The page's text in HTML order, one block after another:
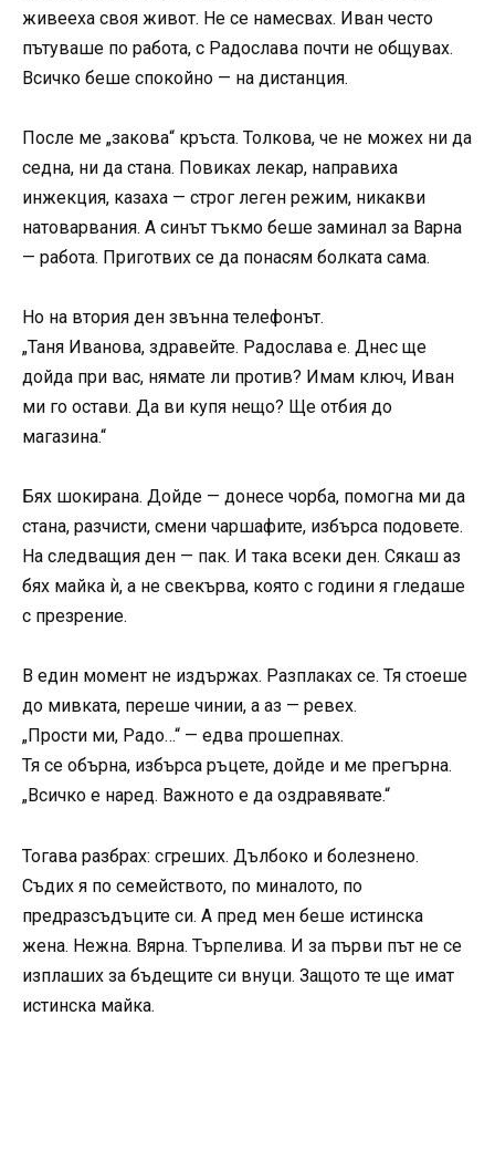
живееха своя живот. Не се намесвах. Иван често
пътуваше по работа, с Радослава почти не общувах.
Всичко беше спокойно — на дистанция.
После ме „закова“ кръста. Толкова, че не можех ни да
седна, ни да стана. Повиках лекар, направиха
инжекция, казаха — строг леген режим, никакви
натоварвания. А синът тъкмо беше заминал за Варна
— работа. Приготвих се да понасям болката сама.
Но на втория ден звънна телефонът.
„Таня Иванова, здравейте. Радослава е. Днес ще
дойда при вас, нямате ли против? Имам ключ, Иван
ми го остави. Да ви купя нещо? Ще отбия до
магазина.“
Бях шокирана. Дойде — донесе чорба, помогна ми да
стана, разчисти, смени чаршафите, избърса подовете.
На следващия ден — пак. И така всеки ден. Сякаш аз
бях майка ѝ, а не свекърва, която с години я гледаше
с презрение.
В един момент не издържах. Разплаках се. Тя стоеше
до мивката, переше чинии, а аз — ревех.
„Прости ми, Радо…“ — едва прошепнах.
Тя се обърна, избърса ръцете, дойде и ме прегърна.
„Всичко е наред. Важното е да оздравявате.“
Тогава разбрах: сгреших. Дълбоко и болезнено.
Съдих я по семейството, по миналото, по
предразсъдъците си. А пред мен беше истинска
жена. Нежна. Вярна. Търпелива. И за първи път не се
изплаших за бъдещите си внуци. Защото те ще имат
истинска майка.